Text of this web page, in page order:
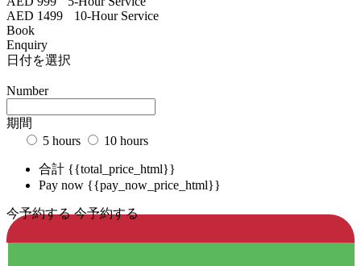
AED 1499
10-Hour Service
Book
Enquiry
日付を選択
Number
期間
5 hours
10 hours
合計 {{total_price_html}}
Pay now {{pay_now_price_html}}
今予約する 今予約する